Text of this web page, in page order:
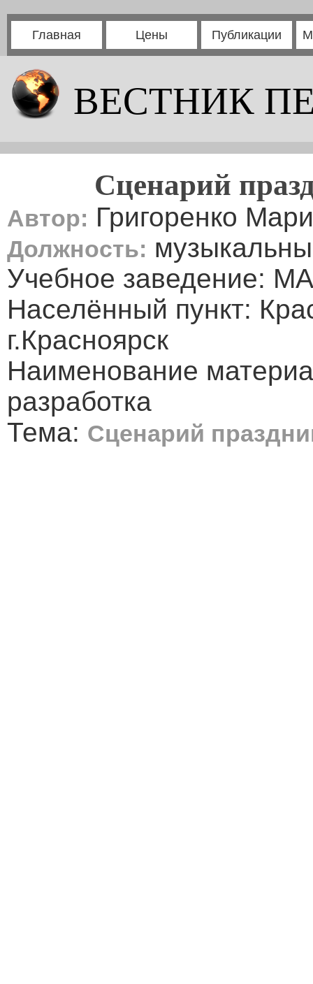
Главная Цены Публикации
ВЕСТНИК
Сценарий
Автор: Григоренко
Должность:
Учебное заведение:
Населённый пункт:
г.Красноярск
Наименование
разработка
Тема: Сценарий